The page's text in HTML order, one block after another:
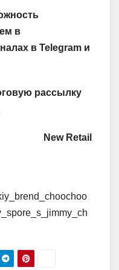
в
в Telegram и
рассылку
New Retail